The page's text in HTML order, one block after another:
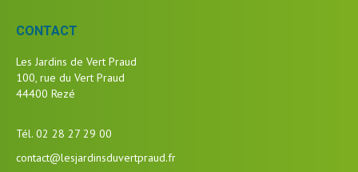
CONTACT
Les Jardins de Vert Praud
100, rue du Vert Praud
44400 Rezé
Tél. 02 28 27 29 00
contact@lesjardinsduvertpraud.fr